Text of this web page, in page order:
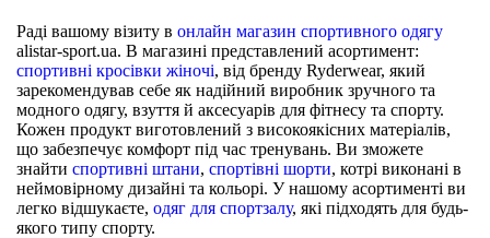
Раді вашому візиту в онлайн магазин спортивного одягу
alistar-sport.ua. В магазині представлений асортимент:
спортивні кросівки жіночі, від бренду Ryderwear, який
зарекомендував себе як надійний виробник зручного та
модного одягу, взуття й аксесуарів для фітнесу та спорту.
Кожен продукт виготовлений з високоякісних матеріалів,
що забезпечує комфорт під час тренувань. Ви зможете
знайти спортивні штани, спортівні шорти, котрі виконані в
неймовірному дизайні та кольорі. У нашому асортименті ви
легко відшукаєте, одяг для спортзалу, які підходять для будь-
якого типу спорту.